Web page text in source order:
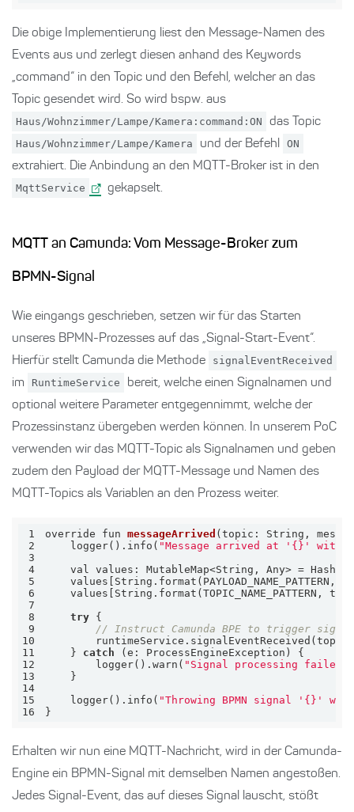
Die obige Implementierung liest den Message-Namen des
Events aus und zerlegt diesen anhand des Keywords
„command“ in den Topic und den Befehl, welcher an das
Topic gesendet wird. So wird bspw. aus
Haus/Wohnzimmer/Lampe/Kamera:command:ON das Topic
Haus/Wohnzimmer/Lampe/Kamera und der Befehl ON
extrahiert. Die Anbindung an den MQTT-Broker ist in den
MqttService gekapselt.
MQTT an Camunda: Vom Message-Broker zum
BPMN-Signal
Wie eingangs geschrieben, setzen wir für das Starten
unseres BPMN-Prozesses auf das „Signal-Start-Event“.
Hierfür stellt Camunda die Methode
signalEventReceived
im RuntimeService
bereit, welche einen Signalnamen und
optional weitere Parameter entgegennimmt, welche der
Prozessinstanz übergeben werden können. In unserem PoC
verwenden wir das MQTT-Topic als Signalnamen und geben
zudem den Payload der MQTT-Message und Namen des
MQTT-Topics als Variablen an den Prozess weiter.
1 override fun messageArrived (topic: String,
2
    logger().info(
"Message arrived at '{}' with
3
4
5
values[String.format(PAYLOAD_NAME_PATTERN,
6
values[String.format(TOPIC_NAME_PATTERN,
7
8
try
9
// Instruct Camunda BPE to trigger
10
11
    }
catch
12
        logger().warn(
"Signal processing failed
13
14
15
    logger().info(
"Throwing BPMN signal '{}'
16
}
Erhalten wir nun eine MQTT-Nachricht, wird in der Camunda-
Engine ein BPMN-Signal mit demselben Namen angestoßen.
Jedes Signal-Event, das auf dieses Signal lauscht, stößt